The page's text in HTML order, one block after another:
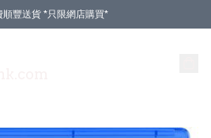
豐送貨 *只限網店購買*